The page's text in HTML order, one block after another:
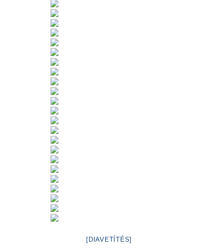
[DIAVETÍTÉS]